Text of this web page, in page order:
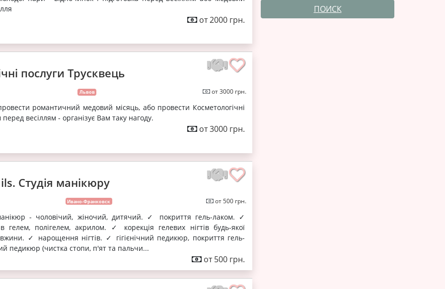
ПОИСК
от 2000 грн.
послуги Трусквець
Львов от 3000 грн.
романтичний медовий місяць, або провести Косметологічні
весіллям - організує Вам таку нагоду.
от 3000 грн.
Студія манікюру
Ивано-Франковск от 500 грн.
- чоловічий, жіночий, дитячий. ✓ покриття гель-лаком. ✓
гелем, полігелем, акрилом. ✓ корекція гелевих нігтів будь-якої
✓ нарощення нігтів. ✓ гігієнічний педикюр, покриття гель-
педикюр (чистка стопи, п'ят та пальчи...
от 500 грн.